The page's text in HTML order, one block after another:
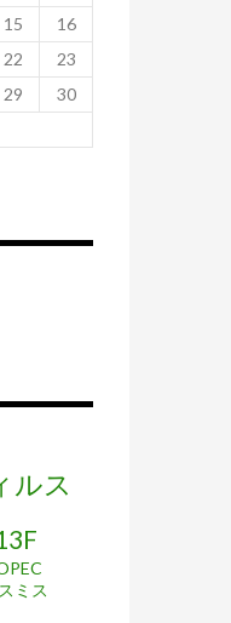
15
16
22
23
29
30
ルス
ミス